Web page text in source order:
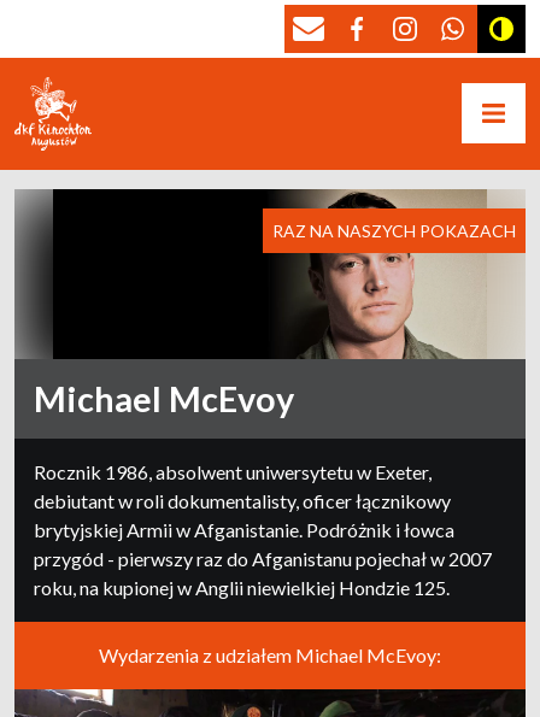
Michael McEvoy
RAZ NA NASZYCH POKAZACH
Rocznik 1986, absolwent uniwersytetu w Exeter,
debiutant w roli dokumentalisty, oficer łącznikowy
brytyjskiej Armii w Afganistanie. Podróżnik i łowca
przygód - pierwszy raz do Afganistanu pojechał w 2007
roku, na kupionej w Anglii niewielkiej Hondzie 125.
Wydarzenia z udziałem Michael McEvoy: